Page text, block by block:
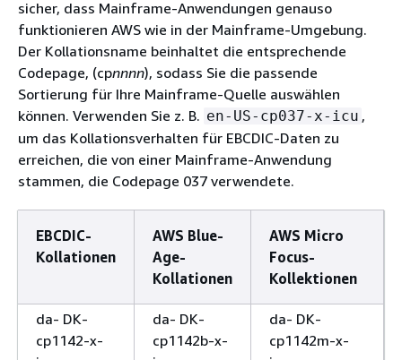
sicher, dass Mainframe-Anwendungen genauso
funktionieren AWS wie in der Mainframe-Umgebung.
Der Kollationsname beinhaltet die entsprechende
Codepage, (cpnnnn), sodass Sie die passende
Sortierung für Ihre Mainframe-Quelle auswählen
können. Verwenden Sie z. B. en-US-cp037-x-icu ,
um das Kollationsverhalten für EBCDIC-Daten zu
erreichen, die von einer Mainframe-Anwendung
stammen, die Codepage 037 verwendete.
EBCDIC-
Kollationen
AWS Blue-
Age-
Kollationen
AWS Micro
Focus-
Kollektionen
da- DK-
cp1142-x-
da- DK-
cp1142b-x-
da- DK-
cp1142m-x-